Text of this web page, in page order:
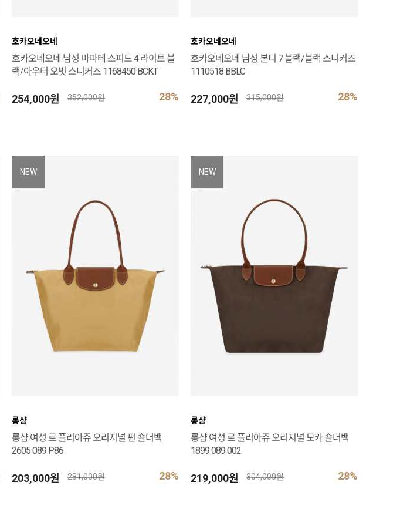
호카오네오네
호카오네오네 남성 마파테 스피드 4 라이트 블
랙/아우터 오빗 스니커즈 1168450 BCKT
254,000원 28%
352,000원
호카오네오네
호카오네오네 남성 본디 7 블랙/블랙 스니커즈
1110518 BBLC
227,000원 28%
315,000원
NEW
롱샴
롱샴 여성 르 플리아쥬 오리지널 펀 숄더백
2605 089 P86
203,000원 28%
281,000원
NEW
롱샴
롱샴 여성 르 플리아쥬 오리지널 모카 숄더백
1899 089 002
219,000원 28%
304,000원